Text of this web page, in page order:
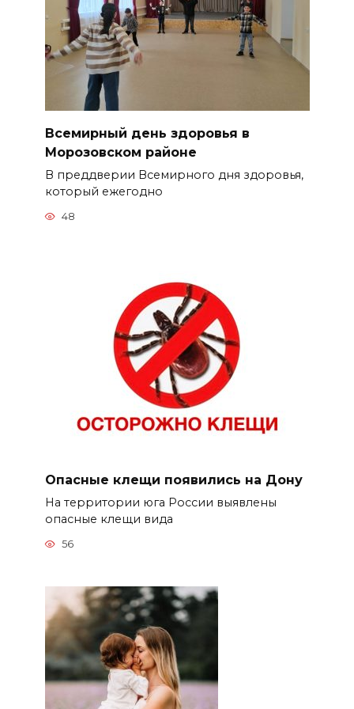
Всемирный день здоровья в
Морозовском районе
В преддверии Всемирного дня здоровья,
который ежегодно
48
Опасные клещи появились на Дону
На территории юга России выявлены
опасные клещи вида
56